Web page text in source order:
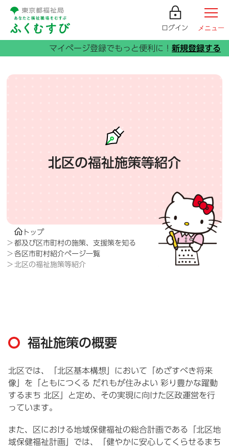
ログイン メニュー
北区の福祉施策等紹介
トップ
都及び区市町村の施策、支援策を知る
各区市町村紹介ページ一覧
北区の福祉施策等紹介
福祉施策の概要
北区では、「北区基本構想」において「めざすべき将来
像」を「ともにつくる だれもが住みよい 彩り豊かな躍動
するまち 北区」と定め、その実現に向けた区政運営を行
っています。
また、区における地域保健福祉の総合計画である「北区地
域保健福祉計画」では、「健やかに安心してくらせるまち